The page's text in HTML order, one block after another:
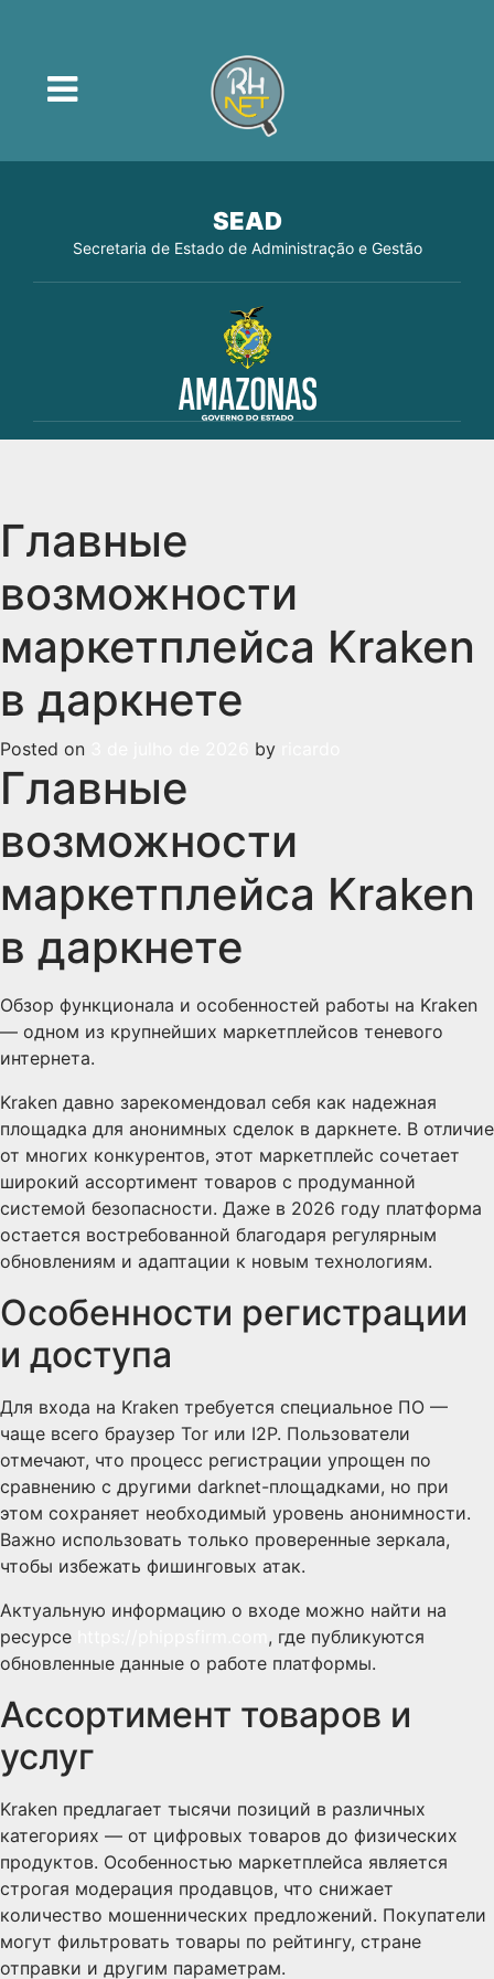
SEAD
Secretaria de Estado de Administração e Gestão
Главные
возможности
маркетплейса Kraken
в даркнете
Posted on by
Главные
возможности
маркетплейса Kraken
в даркнете
Обзор функционала и особенностей работы на Kraken
— одном из крупнейших маркетплейсов теневого
интернета.
Kraken давно зарекомендовал себя как надежная
площадка для анонимных сделок в даркнете. В отличие
от многих конкурентов, этот маркетплейс сочетает
широкий ассортимент товаров с продуманной
системой безопасности. Даже в 2026 году платформа
остается востребованной благодаря регулярным
обновлениям и адаптации к новым технологиям.
Особенности регистрации
и доступа
Для входа на Kraken требуется специальное ПО —
чаще всего браузер Tor или I2P. Пользователи
отмечают, что процесс регистрации упрощен по
сравнению с другими darknet-площадками, но при
этом сохраняет необходимый уровень анонимности.
Важно использовать только проверенные зеркала,
чтобы избежать фишинговых атак.
Актуальную информацию о входе можно найти на
ресурсе
, где публикуются
обновленные данные о работе платформы.
Ассортимент товаров и
услуг
Kraken предлагает тысячи позиций в различных
категориях — от цифровых товаров до физических
продуктов. Особенностью маркетплейса является
строгая модерация продавцов, что снижает
количество мошеннических предложений. Покупатели
могут фильтровать товары по рейтингу, стране
отправки и другим параметрам.